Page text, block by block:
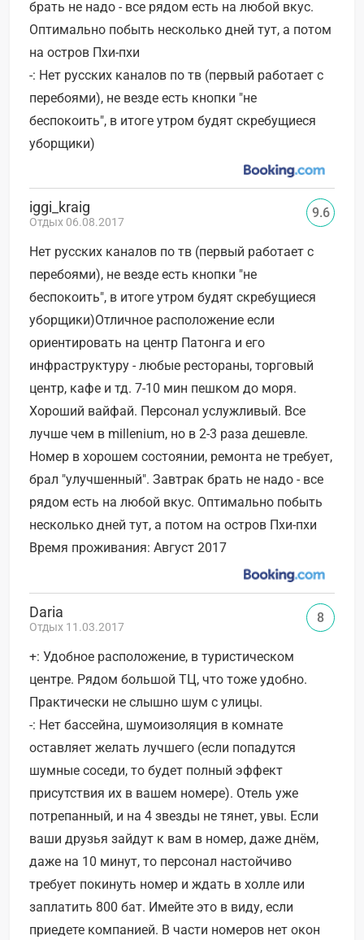
брать не надо - все рядом есть на любой вкус.
Оптимально побыть несколько дней тут, а потом
на остров Пхи-пхи
-: Нет русских каналов по тв (первый работает с
перебоями), не везде есть кнопки "не
беспокоить", в итоге утром будят скребущиеся
уборщики)
iggi_kraig
Отдых 06.08.2017
Нет русских каналов по тв (первый работает с
перебоями), не везде есть кнопки "не
беспокоить", в итоге утром будят скребущиеся
уборщики)Отличное расположение если
ориентировать на центр Патонга и его
инфраструктуру - любые рестораны, торговый
центр, кафе и тд. 7-10 мин пешком до моря.
Хороший вайфай. Персонал услужливый. Все
лучше чем в millenium, но в 2-3 раза дешевле.
Номер в хорошем состоянии, ремонта не требует,
брал "улучшенный". Завтрак брать не надо - все
рядом есть на любой вкус. Оптимально побыть
несколько дней тут, а потом на остров Пхи-пхи
Время проживания: Август 2017
9.6
Daria
Отдых 11.03.2017
+: Удобное расположение, в туристическом
центре. Рядом большой ТЦ, что тоже удобно.
Практически не слышно шум с улицы.
-: Нет бассейна, шумоизоляция в комнате
оставляет желать лучшего (если попадутся
шумные соседи, то будет полный эффект
присутствия их в вашем номере). Отель уже
потрепанный, и на 4 звезды не тянет, увы. Если
ваши друзья зайдут к вам в номер, даже днём,
даже на 10 минут, то персонал настойчиво
требует покинуть номер и ждать в холле или
заплатить 800 бат. Имейте это в виду, если
приедете компанией. В части номеров нет окон
8